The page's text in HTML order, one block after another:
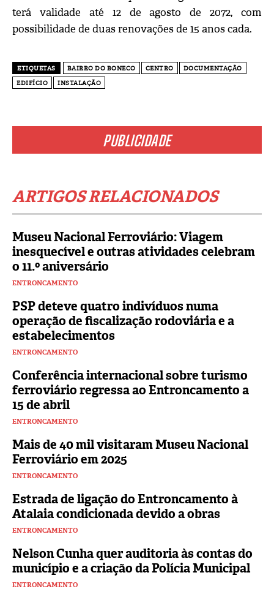
PUBLICIDADE
ARTIGOS RELACIONADOS
Museu Nacional Ferroviário: Viagem
inesquecível e outras atividades celebram
o 11.º aniversário
ENTRONCAMENTO
PSP deteve quatro indivíduos numa
operação de fiscalização rodoviária e a
estabelecimentos
ENTRONCAMENTO
Conferência internacional sobre turismo
ferroviário regressa ao Entroncamento a
15 de abril
ENTRONCAMENTO
Mais de 40 mil visitaram Museu Nacional
Ferroviário em 2025
ENTRONCAMENTO
Estrada de ligação do Entroncamento à
Atalaia condicionada devido a obras
ENTRONCAMENTO
Nelson Cunha quer auditoria às contas do
município e a criação da Polícia Municipal
ENTRONCAMENTO
terá validade até 12 de agosto de 2072, com
possibilidade de duas renovações de 15 anos cada.
ETIQUETAS BAIRRO DO BONECO CENTRO
DOCUMENTAÇÃO
EDIFÍCIO
INSTALAÇÃO